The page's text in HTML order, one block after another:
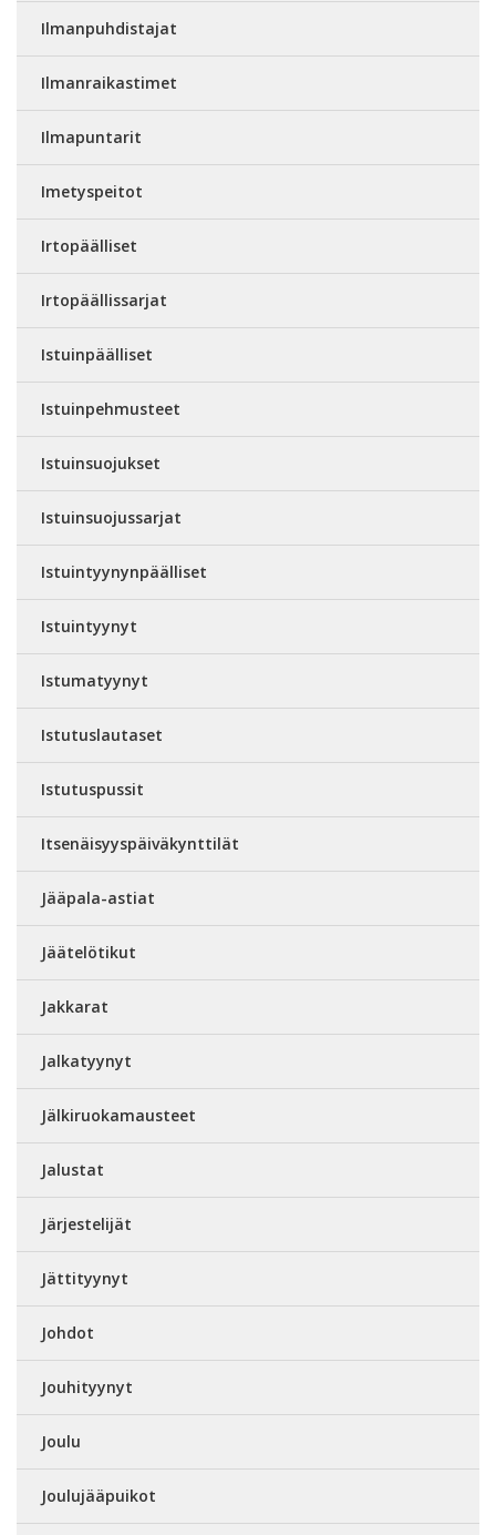
Ilmanpuhdistajat
Ilmanraikastimet
Ilmapuntarit
Imetyspeitot
Irtopäälliset
Irtopäällissarjat
Istuinpäälliset
Istuinpehmusteet
Istuinsuojukset
Istuinsuojussarjat
Istuintyynynpäälliset
Istuintyynyt
Istumatyynyt
Istutuslautaset
Istutuspussit
Itsenäisyyspäiväkynttilät
Jääpala-astiat
Jäätelötikut
Jakkarat
Jalkatyynyt
Jälkiruokamausteet
Jalustat
Järjestelijät
Jättityynyt
Johdot
Jouhityynyt
Joulu
Joulujääpuikot